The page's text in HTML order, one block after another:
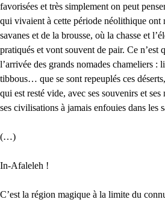
favorisées et très simplement on peut
qui vivaient à cette période néolithique ont
savanes et de la brousse, où la chasse et
pratiqués et vont souvent de pair. Ce n’est
l’arrivée des grands nomades chameliers :
tibbous… que se sont repeuplés ces
qui est resté vide, avec ses souvenirs et
ses civilisations à jamais enfouies dans les
(…)
In-Afaleleh !
C’est la région magique à la limite du